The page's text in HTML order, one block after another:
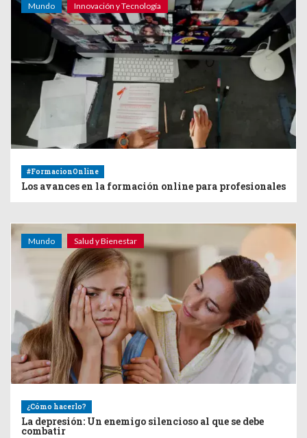
Mundo Innovación y Tecnología
#FormacionOnline
Los avances en la formación online para profesionales
Mundo Salud y Bienestar
¿Cómo hacerlo?
La depresión: Un enemigo silencioso al que se debe
combatir